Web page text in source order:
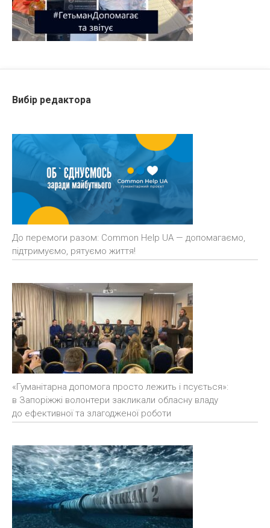
Вибір редактора
До перемоги разом: Common Help UA — допомагаємо,
підтримуємо, рятуємо життя!
«Гуманітарна допомога просто лежить і псується»:
в Запоріжжі волонтери закликали обласну владу
до ефективної та злагодженої роботи